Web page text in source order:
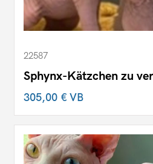
22587
Sphynx-Kätzchen zu
305,00 €VB